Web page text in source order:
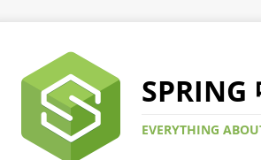
SPRING
EVERYTHING